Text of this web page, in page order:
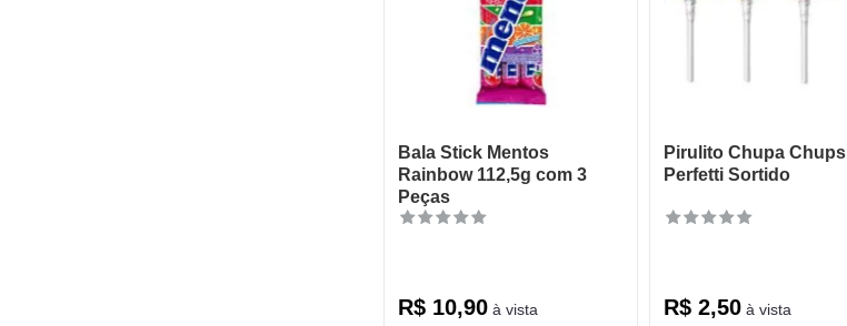
Bala Stick Mentos
Rainbow 112,5g com 3
Peças
R$ 10,90à vista
Pirulito Chupa Chups
Perfetti Sortido
R$ 2,50à vista